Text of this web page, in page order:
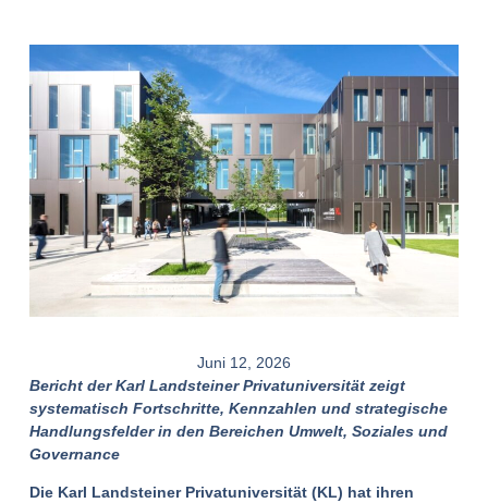
Juni 12, 2026
Bericht der Karl Landsteiner Privatuniversität zeigt
systematisch Fortschritte, Kennzahlen und strategische
Handlungsfelder in den Bereichen Umwelt, Soziales und
Governance
Die Karl Landsteiner Privatuniversität (KL) hat ihren